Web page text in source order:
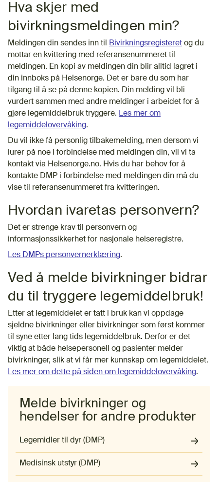
Hva skjer med
bivirkningsmeldingen min?
Meldingen din sendes inn til Bivirkningsregisteret og du
mottar en kvittering med referansenummeret til
meldingen. En kopi av meldingen din blir alltid lagret i
din innboks på Helsenorge. Det er bare du som har
tilgang til å se på denne kopien. Din melding vil bli
vurdert sammen med andre meldinger i arbeidet for å
gjøre legemiddelbruk tryggere. Les mer om
legemiddelovervåking.
Du vil ikke få personlig tilbakemelding, men dersom vi
lurer på noe i forbindelse med meldingen din, vil vi ta
kontakt via Helsenorge.no. Hvis du har behov for å
kontakte DMP i forbindelse med meldingen din må du
vise til referansenummeret fra kvitteringen.
Hvordan ivaretas personvern?
Det er strenge krav til personvern og
informasjonssikkerhet for nasjonale helseregistre.
Les DMPs personvernerklæring.
Ved å melde bivirkninger bidrar
du til tryggere legemiddelbruk!
Etter at legemiddelet er tatt i bruk kan vi oppdage
sjeldne bivirkninger eller bivirkninger som først kommer
til syne etter lang tids legemiddelbruk. Derfor er det
viktig at både helsepersonell og pasienter melder
bivirkninger, slik at vi får mer kunnskap om legemiddelet.
Les mer om dette på siden om legemiddelovervåking.
Melde bivirkninger og
hendelser for andre produkter
Legemidler til dyr (DMP)
Medisinsk utstyr (DMP)